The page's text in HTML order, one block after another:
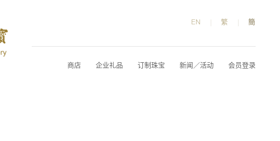
EN 繁 簡
商店 企业礼品 订制珠宝 新闻／活动 会员登录